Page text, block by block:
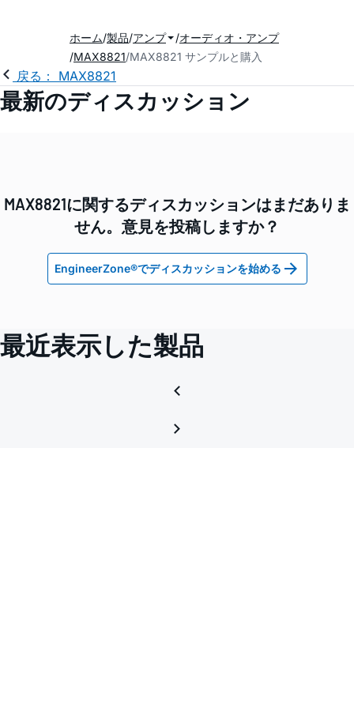
ホーム 製品 アンプ
オーディオ・アンプ
MAX8821 MAX8821 サンプルと購入
戻る： MAX8821
最新のディスカッション
MAX8821に関するディスカッションはまだありま
せん。意見を投稿しますか？
EngineerZone®でディスカッションを始める
最近表示した製品